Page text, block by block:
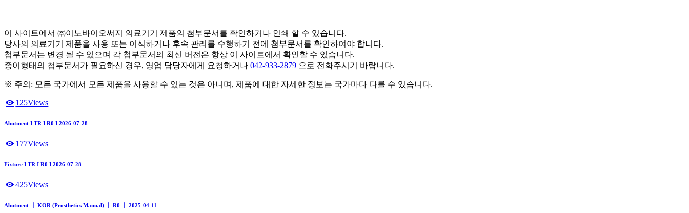
이 사이트에서 ㈜이노바이오써지 의료기기 제품의 첨부문서를 확인하거나 인쇄 할 수 있습니다.
당사의 의료기기 제품을 사용 또는 이식하거나 후속 관리를 수행하기 전에 첨부문서를 확인하여야 합니다.
첨부문서는 변경 될 수 있으며 각 첨부문서의 최신 버전은 항상 이 사이트에서 확인할 수 있습니다.
종이형태의 첨부문서가 필요하신 경우, 영업 담당자에게 요청하거나 042-933-2879 으로 전화주시기 바랍니다.
※ 주의: 모든 국가에서 모든 제품을 사용할 수 있는 것은 아니며, 제품에 대한 자세한 정보는 국가마다 다를 수 있습니다.
125Views
Abutment I TR I R0 I 2026-07-28
177Views
Fixture I TR I R0 I 2026-07-28
425Views
Abutment ┃ KOR (Prosthetics Manual) ┃ R0 ┃ 2025-04-11